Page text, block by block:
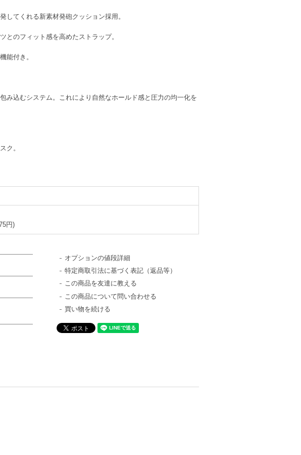
してくれる新素材発砲クッション採用。
とのフィット感を高めたストラップ。
能付き。
み込むシステム。これにより自然なホールド感と圧力の均一化を
ク。
円)
オプションの値段詳細
特定商取引法に基づく表記（返品等）
この商品を友達に教える
この商品について問い合わせる
買い物を続ける